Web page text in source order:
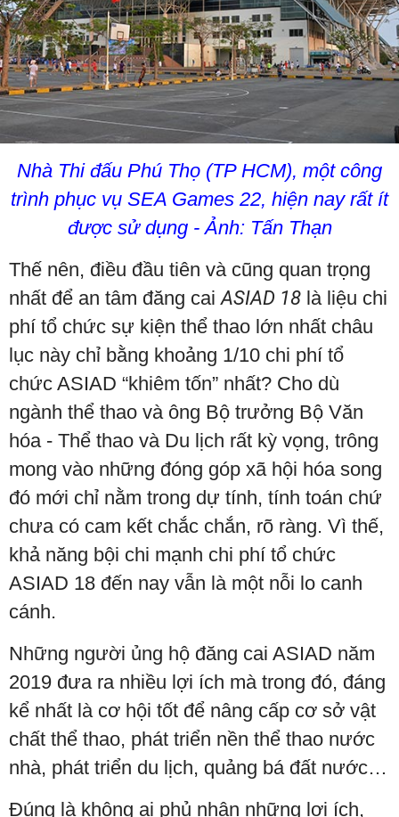
Nhà Thi đấu Phú Thọ (TP HCM), một công
trình phục vụ SEA Games 22, hiện nay rất ít
được sử dụng - Ảnh: Tấn Thạn
Thế nên, điều đầu tiên và cũng quan trọng
nhất để an tâm đăng caiASIAD 18 là liệu chi
phí tổ chức sự kiện thể thao lớn nhất châu
lục này chỉ bằng khoảng 1/10 chi phí tổ
chức ASIAD “khiêm tốn” nhất? Cho dù
ngành thể thao và ông Bộ trưởng Bộ Văn
hóa - Thể thao và Du lịch rất kỳ vọng, trông
mong vào những đóng góp xã hội hóa song
đó mới chỉ nằm trong dự tính, tính toán chứ
chưa có cam kết chắc chắn, rõ ràng. Vì thế,
khả năng bội chi mạnh chi phí tổ chức
ASIAD 18 đến nay vẫn là một nỗi lo canh
cánh.
Những người ủng hộ đăng cai ASIAD năm
2019 đưa ra nhiều lợi ích mà trong đó, đáng
kể nhất là cơ hội tốt để nâng cấp cơ sở vật
chất thể thao, phát triển nền thể thao nước
nhà, phát triển du lịch, quảng bá đất nước…
Đúng là không ai phủ nhận những lợi ích,